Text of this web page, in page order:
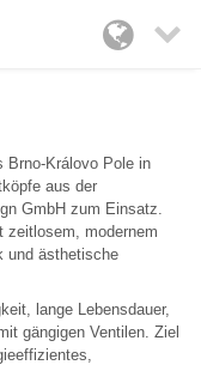

Brno-Královo Pole in
aus der
GmbH zum Einsatz.
zeitlosem, modernem
und ästhetische
lange Lebensdauer,
gängigen Ventilen. Ziel